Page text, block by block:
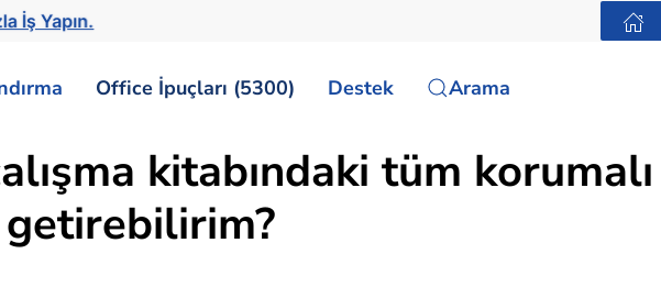
İş Yapın.
Office İpuçları (5300) Destek Arama
kitabındaki tüm
getirebilirim?